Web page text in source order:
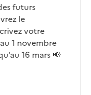
futurs
le
votre
1 novembre
16 mars 📢